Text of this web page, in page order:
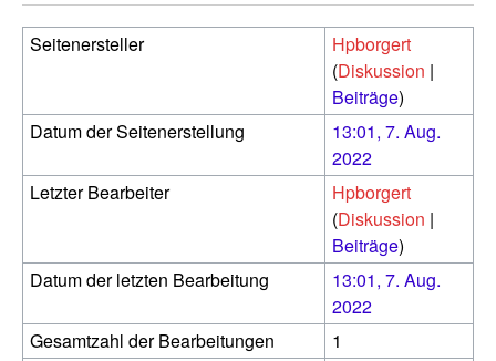
Seitenersteller
Hpborgert
(Diskussion |
Beiträge)
Datum der Seitenerstellung
13:01, 7. Aug.
2022
Letzter Bearbeiter
Hpborgert
(Diskussion |
Beiträge)
Datum der letzten Bearbeitung
13:01, 7. Aug.
2022
Gesamtzahl der Bearbeitungen
1